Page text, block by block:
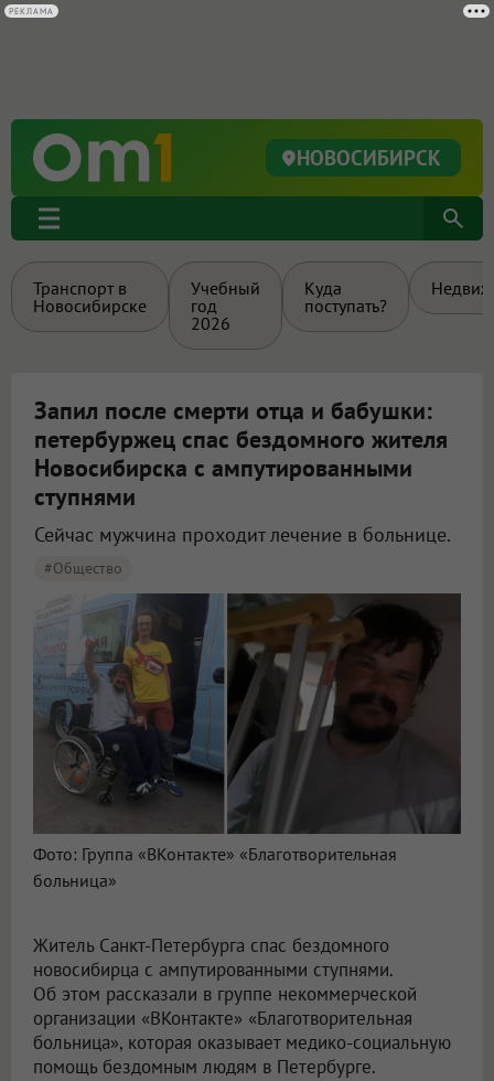
НОВОСИБИРСК
Транспорт в
Новосибирске
Учебный
год
2026
Куда
поступать?
Запил после смерти отца и бабушки:
петербуржец спас бездомного жителя
Новосибирска с ампутированными
ступнями
Сейчас мужчина проходит лечение в больнице.
#Общество
Фото: Группа «ВКонтакте» «Благотворительная
больница»
Житель Санкт-Петербурга спас бездомного
новосибирца с ампутированными ступнями.
Об этом рассказали в группе некоммерческой
организации «ВКонтакте» «Благотворительная
больница», которая оказывает медико-социальную
помощь бездомным людям в Петербурге.
РЕКЛАМА